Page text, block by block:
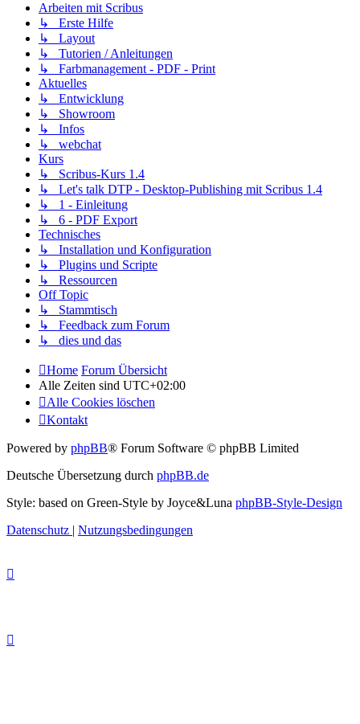
Arbeiten mit Scribus
↳ Erste Hilfe
↳ Layout
↳ Tutorien / Anleitungen
↳ Farbmanagement - PDF - Print
Aktuelles
↳ Entwicklung
↳ Showroom
↳ Infos
↳ webchat
Kurs
↳ Scribus-Kurs 1.4
↳ Let's talk DTP - Desktop-Publishing mit Scribus 1.4
↳ 1 - Einleitung
↳ 6 - PDF Export
Technisches
↳ Installation und Konfiguration
↳ Plugins und Scripte
↳ Ressourcen
Off Topic
↳ Stammtisch
↳ Feedback zum Forum
↳ dies und das
Home Forum Übersicht
Alle Zeiten sind UTC+02:00
Alle Cookies löschen
Kontakt
Powered by phpBB® Forum Software © phpBB Limited
Deutsche Übersetzung durch phpBB.de
Style: based on Green-Style by Joyce&Luna phpBB-Style-Design
Datenschutz | Nutzungsbedingungen